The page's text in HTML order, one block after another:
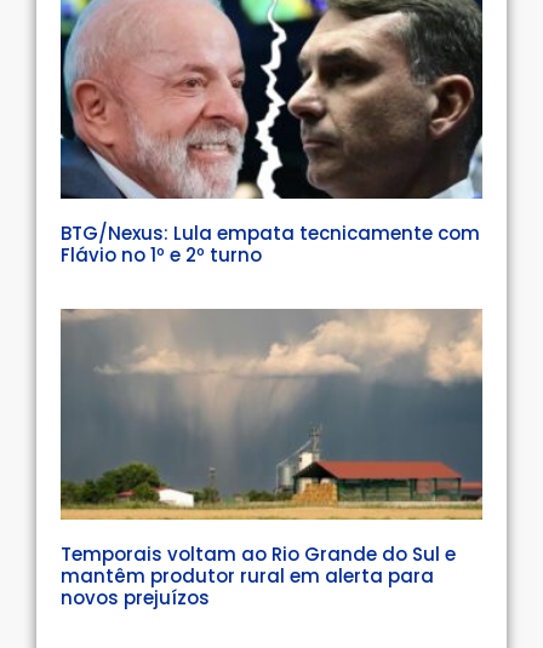
BTG/Nexus: Lula empata tecnicamente com
Flávio no 1º e 2º turno
Temporais voltam ao Rio Grande do Sul e
mantêm produtor rural em alerta para
novos prejuízos